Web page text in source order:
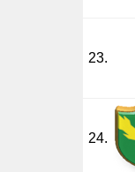
23.
24.